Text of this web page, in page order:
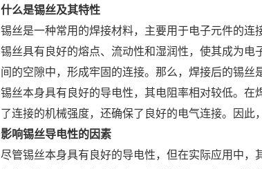
什么是锡丝及其特性
锡丝是一种常用的焊接材料，主要用于电子元件的连
锡丝具有良好的熔点、流动性和湿润性，使其成为
间的空隙中，形成牢固的连接。那么，焊接后的锡丝
锡丝本身具有良好的导电性，其电阻率相对较低。
了连接的机械强度，还确保了良好的电气连接。因此
影响锡丝导电性的因素
尽管锡丝本身具有良好的导电性，但在实际应用中